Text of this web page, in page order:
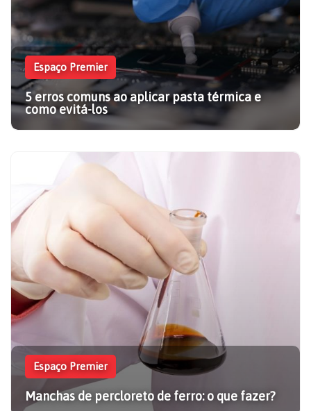
Espaço Premier
5 erros comuns ao aplicar pasta térmica e
como evitá-los
Espaço Premier
Manchas de percloreto de ferro: o que fazer?